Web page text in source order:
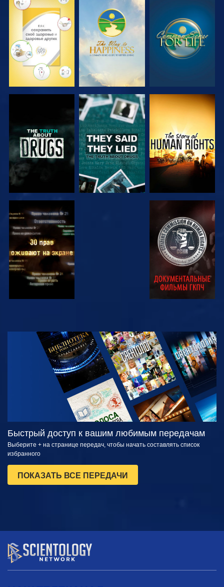
СМОТРЕТЬ СМОТРЕТЬ СМОТРЕТЬ
СМОТРЕТЬ СМОТРЕТЬ
СМОТРЕТЬ СМОТРЕТЬ
СМОТРЕТЬ
СМОТРЕТЬ
ПЕРЕДАЧИ
Быстрый доступ к вашим любимым передачам
Выберите + на странице передач, чтобы начать составлять список
избранного
ПОКАЗАТЬ ВСЕ ПЕРЕДАЧИ